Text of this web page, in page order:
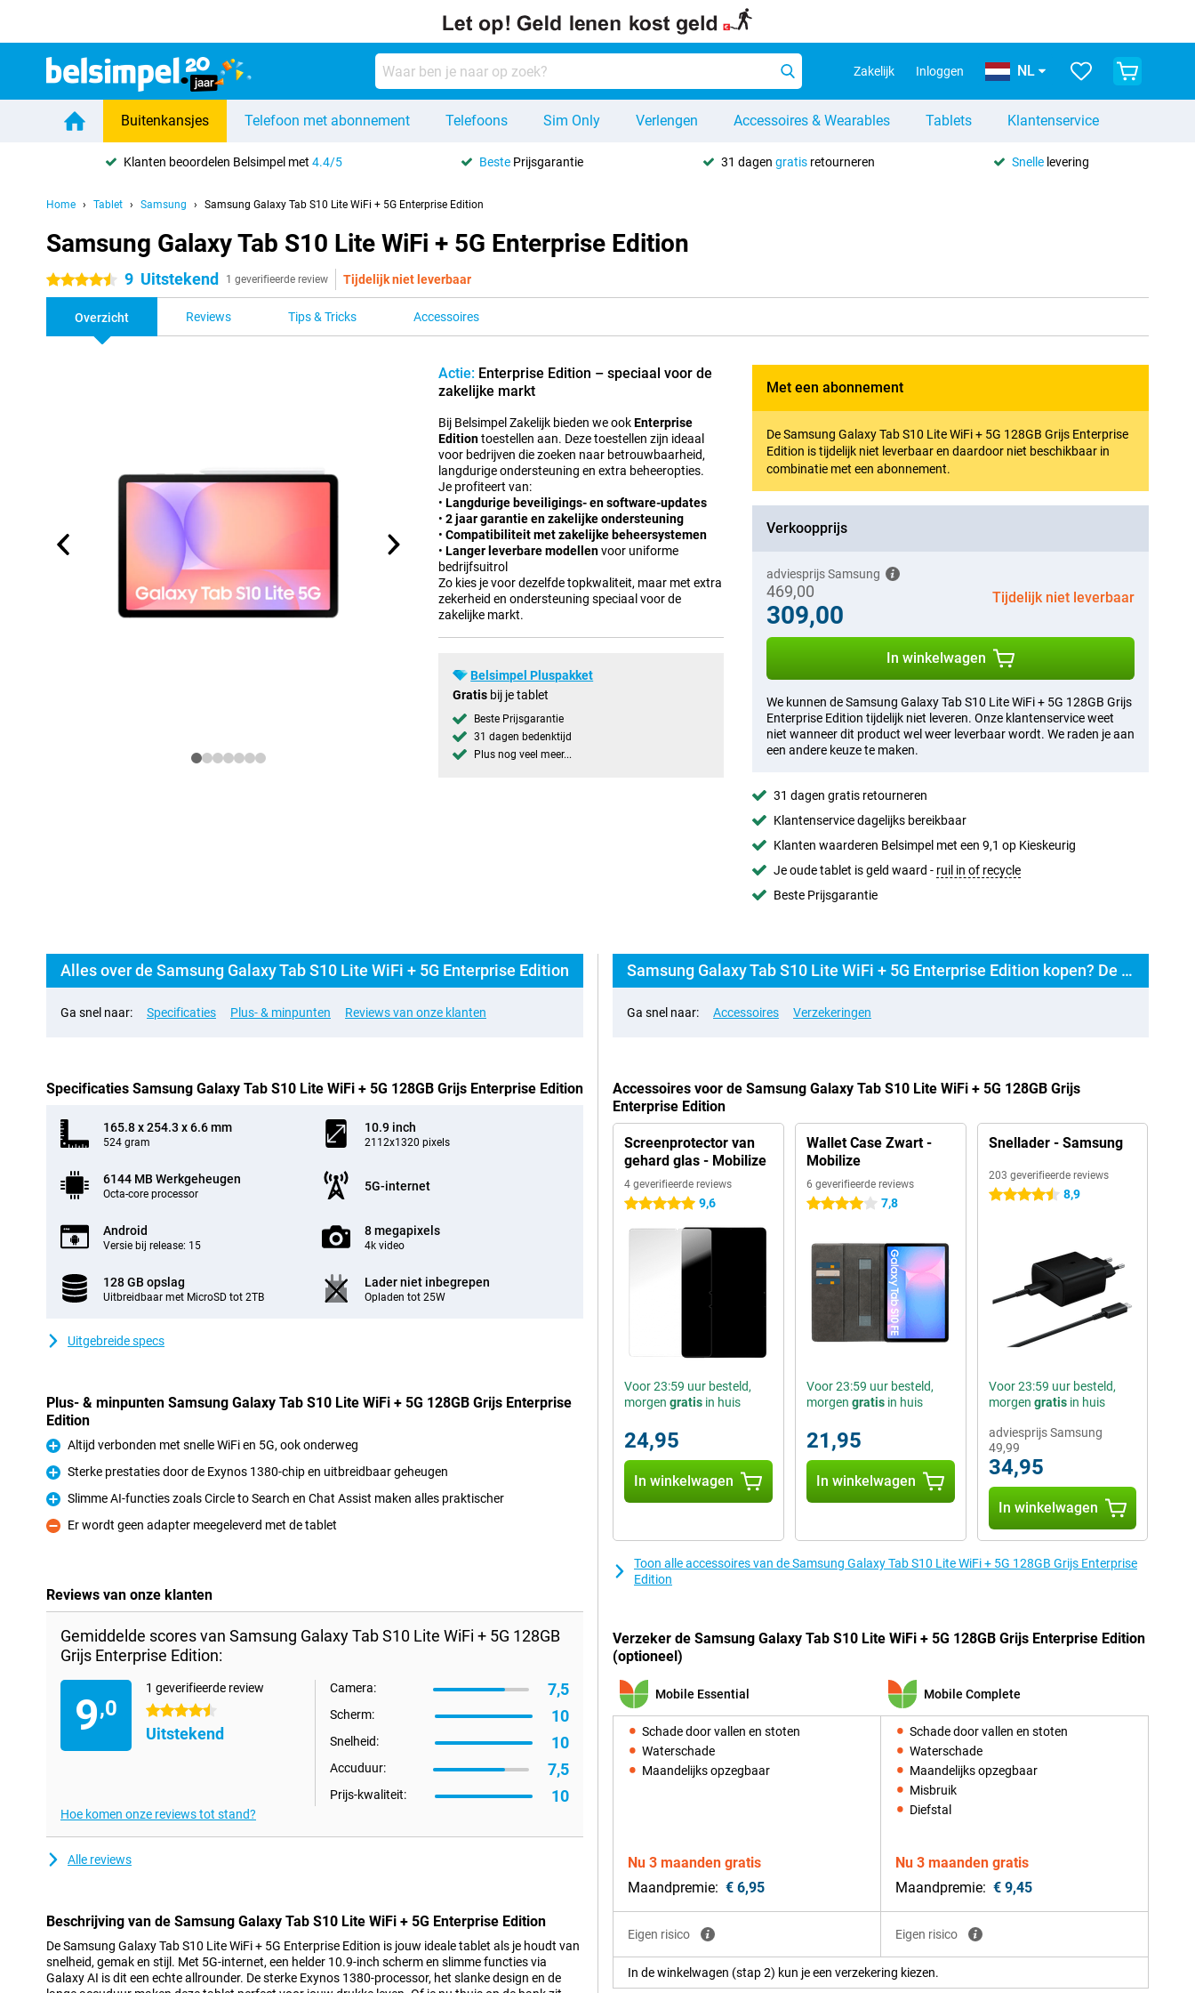
Zakelijk Inloggen NL
Buitenkansjes Telefoon met abonnement Telefoons Sim Only Verlengen Accessoires & Wearables Tablets Klantenservice
Klanten beoordelen Belsimpel met4.4/5 Beste Prijsgarantie 31 dagen gratisretourneren Snellelevering
Home Tablet Samsung Samsung Galaxy Tab S10 Lite WiFi + 5G Enterprise Edition
Samsung Galaxy Tab S10 Lite WiFi + 5G Enterprise Edition
4.5 sterren 9 Uitstekend 1 geverifieerde review Tijdelijk niet leverbaar
Overzicht Reviews Tips & Tricks Accessoires
Actie: Enterprise Edition – speciaal voor de
zakelijke markt
Bij Belsimpel Zakelijk bieden we ookEnterprise
Editiontoestellen aan. Deze toestellen zijn ideaal
voor bedrijven die zoeken naar betrouwbaarheid,
langdurige ondersteuning en extra beheeropties.
Je profiteert van:
•Langdurige beveiligings- en software-updates
•2 jaar garantie en zakelijke ondersteuning
•Compatibiliteit met zakelijke beheersystemen
•Langer leverbare modellenvoor uniforme
bedrijfsuitrol
Zo kies je voor dezelfde topkwaliteit, maar met extra
zekerheid en ondersteuning speciaal voor de
zakelijke markt.
Belsimpel Pluspakket
Gratis bij je tablet
Beste Prijsgarantie
31 dagen bedenktijd
Plus nog veel meer...
Met een abonnement
De Samsung Galaxy Tab S10 Lite WiFi + 5G 128GB Grijs Enterprise
Edition is tijdelijk niet leverbaar en daardoor niet beschikbaar in
combinatie met een abonnement.
Verkoopprijs
469,00
adviesprijs Samsung
309,00
Tijdelijk niet leverbaar
In winkelwagen
We kunnen de Samsung Galaxy Tab S10 Lite WiFi + 5G 128GB Grijs
Enterprise Edition tijdelijk niet leveren. Onze klantenservice weet
niet wanneer dit product wel weer leverbaar wordt. We raden je aan
een andere keuze te maken.
31 dagen gratis retourneren
Klantenservice dagelijks bereikbaar
Klanten waarderen Belsimpel met een 9,1 op Kieskeurig
Je oude tablet is geld waard - ruil in of recycle
Beste Prijsgarantie
Alles over de Samsung Galaxy Tab S10 Lite WiFi + 5G Enterprise Edition
Ga snel naar: Specificaties Plus- & minpunten Reviews van onze klanten
Specificaties Samsung Galaxy Tab S10 Lite WiFi + 5G 128GB Grijs Enterprise Edition
165.8 x 254.3 x 6.6 mm
524 gram
10.9 inch
2112x1320 pixels
6144 MB Werkgeheugen
Octa-core processor
5G-internet
Android
Versie bij release: 15
8 megapixels
4k video
128 GB opslag
Uitbreidbaar met MicroSD tot 2TB
Lader niet inbegrepen
Opladen tot 25W
Uitgebreide specs
Plus- & minpunten Samsung Galaxy Tab S10 Lite WiFi + 5G 128GB Grijs Enterprise
Edition
Pluspunt
Altijd verbonden met snelle WiFi en 5G, ook onderweg
Pluspunt
Sterke prestaties door de Exynos 1380-chip en uitbreidbaar geheugen
Pluspunt
Slimme AI-functies zoals Circle to Search en Chat Assist maken alles praktischer
Minpunt
Er wordt geen adapter meegeleverd met de tablet
Reviews van onze klanten
Gemiddelde scores van Samsung Galaxy Tab S10 Lite WiFi + 5G 128GB
Grijs Enterprise Edition:
9,0
1 geverifieerde review
4.5 sterren
Uitstekend
Camera: 7,5
Scherm: 10
Snelheid: 10
Accuduur: 7,5
Prijs-kwaliteit: 10
Hoe komen onze reviews tot stand?
Alle reviews
Beschrijving van de Samsung Galaxy Tab S10 Lite WiFi + 5G Enterprise Edition
De Samsung Galaxy Tab S10 Lite WiFi + 5G Enterprise Edition is jouw ideale tablet als je houdt van
snelheid, gemak en stijl. Met 5G-internet, een helder 10.9-inch scherm en slimme functies via
Galaxy AI is dit een echte allrounder. De sterke Exynos 1380-processor, het slanke design en de
Samsung Galaxy Tab S10 Lite WiFi + 5G Enterprise Edition kopen? De opties:
Ga snel naar: Accessoires Verzekeringen
Accessoires voor de Samsung Galaxy Tab S10 Lite WiFi + 5G 128GB Grijs
Enterprise Edition
Screenprotector van
gehard glas - Mobilize
4 geverifieerde reviews
5 sterren 9,6
Voor 23:59 uur besteld,
morgen gratis in huis
24,95
In winkelwagen
Wallet Case Zwart -
Mobilize
6 geverifieerde reviews
4 sterren 7,8
Voor 23:59 uur besteld,
morgen gratisin huis
21,95
In winkelwagen
Snellader - Samsung
203 geverifieerde reviews
4.5 sterren 8,9
Voor 23:59 uur besteld,
morgen gratisin huis
49,99
adviesprijs Samsung
34,95
In winkelwagen
Toon alle accessoires van de Samsung Galaxy Tab S10 Lite WiFi + 5G 128GB Grijs Enterprise
Edition
Verzeker de Samsung Galaxy Tab S10 Lite WiFi + 5G 128GB Grijs Enterprise Edition
(optioneel)
Mobile Essential
Schade door vallen en stoten
Waterschade
Maandelijks opzegbaar
Nu 3 maanden gratis
Maandpremie: € 6,95
Eigen risico
Mobile Complete
Schade door vallen en stoten
Waterschade
Maandelijks opzegbaar
Misbruik
Diefstal
Nu 3 maanden gratis
Maandpremie: € 9,45
Eigen risico
In de winkelwagen (stap 2) kun je een verzekering kiezen.